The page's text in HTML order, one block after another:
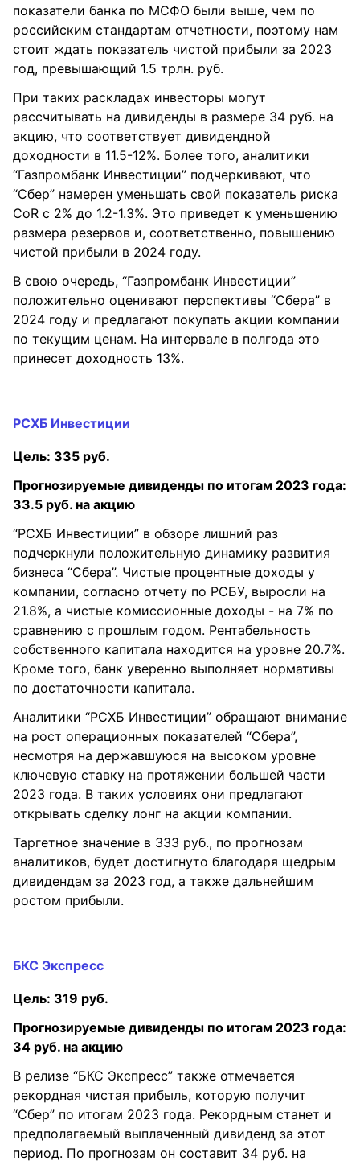
показатели банка по МСФО были выше, чем по
российским стандартам отчетности, поэтому нам
стоит ждать показатель чистой прибыли за 2023
год, превышающий 1.5 трлн. руб.
При таких раскладах инвесторы могут
рассчитывать на дивиденды в размере 34 руб. на
акцию, что соответствует дивидендной
доходности в 11.5-12%. Более того, аналитики
“Газпромбанк Инвестиции” подчеркивают, что
“Сбер” намерен уменьшать свой показатель риска
CoR с 2% до 1.2-1.3%. Это приведет к уменьшению
размера резервов и, соответственно, повышению
чистой прибыли в 2024 году.
В свою очередь, “Газпромбанк Инвестиции”
положительно оценивают перспективы “Сбера” в
2024 году и предлагают покупать акции компании
по текущим ценам. На интервале в полгода это
принесет доходность 13%.
РСХБ Инвестиции
Цель: 335 руб.
Прогнозируемые дивиденды по итогам 2023 года:
33.5 руб. на акцию
“РСХБ Инвестиции” в обзоре лишний раз
подчеркнули положительную динамику развития
бизнеса “Сбера”. Чистые процентные доходы у
компании, согласно отчету по РСБУ, выросли на
21.8%, а чистые комиссионные доходы - на 7% по
сравнению с прошлым годом. Рентабельность
собственного капитала находится на уровне 20.7%.
Кроме того, банк уверенно выполняет нормативы
по достаточности капитала.
Аналитики “РСХБ Инвестиции” обращают внимание
на рост операционных показателей “Сбера”,
несмотря на державшуюся на высоком уровне
ключевую ставку на протяжении большей части
2023 года. В таких условиях они предлагают
открывать сделку лонг на акции компании.
Таргетное значение в 333 руб., по прогнозам
аналитиков, будет достигнуто благодаря щедрым
дивидендам за 2023 год, а также дальнейшим
ростом прибыли.
БКС Экспресс
Цель: 319 руб.
Прогнозируемые дивиденды по итогам 2023 года:
34 руб. на акцию
В релизе “БКС Экспресс” также отмечается
рекордная чистая прибыль, которую получит
“Сбер” по итогам 2023 года. Рекордным станет и
предполагаемый выплаченный дивиденд за этот
период. По прогнозам он составит 34 руб. на